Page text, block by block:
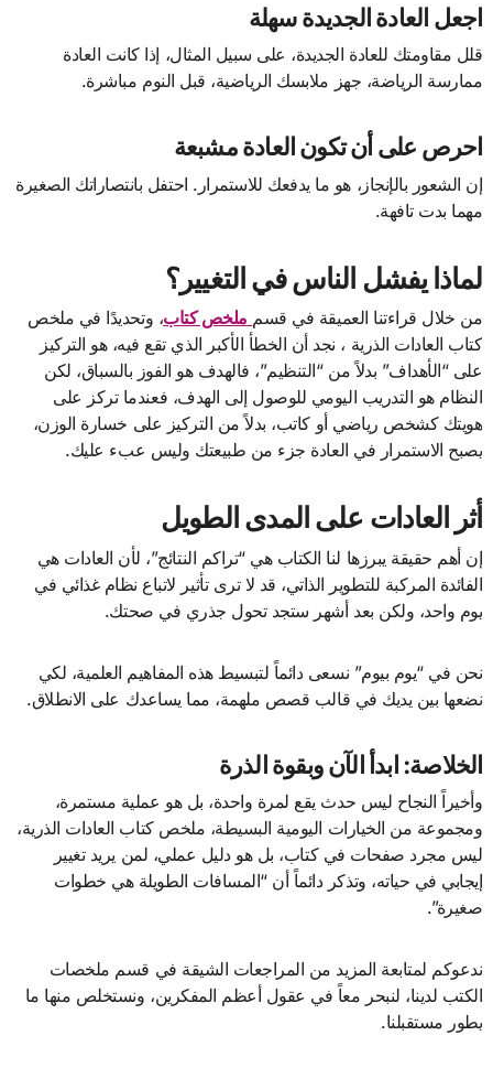
اجعل العادة الجديدة سهلة
قلل مقاومتك للعادة الجديدة، على سبيل المثال، إذا كانت العادة
ممارسة الرياضة، جهز ملابسك الرياضية، قبل النوم مباشرة.
احرص على أن تكون العادة مشبعة
إن الشعور بالإنجاز، هو ما يدفعك للاستمرار. احتفل بانتصاراتك الصغيرة
مهما بدت تافهة.
​لماذا يفشل الناس في التغيير؟
​من خلال قراءتنا العميقة في قسم ملخص كتاب، وتحديدًا في ملخص
كتاب العادات الذرية ، نجد أن الخطأ الأكبر الذي تقع فيه، هو التركيز
على “الأهداف” بدلاً من “التنظيم”، فالهدف هو الفوز بالسباق، لكن
النظام هو التدريب اليومي للوصول إلى الهدف، فعندما تركز على
هويتك كشخص رياضي أو كاتب، بدلاً من التركيز على خسارة الوزن،
يصبح الاستمرار في العادة جزء من طبيعتك وليس عبء عليك.
​أثر العادات على المدى الطويل
​إن أهم حقيقة يبرزها لنا الكتاب هي “تراكم النتائج”، لأن العادات هي
الفائدة المركبة للتطوير الذاتي، قد لا ترى تأثير لاتباع نظام غذائي في
يوم واحد، ولكن بعد أشهر ستجد تحول جذري في صحتك.
نحن في “يوم بيوم” نسعى دائماً لتبسيط هذه المفاهيم العلمية، لكي
نضعها بين يديك في قالب قصص ملهمة، مما يساعدك على الانطلاق.
​الخلاصة: ابدأ الآن وبقوة الذرة
​وأخيراً النجاح ليس حدث يقع لمرة واحدة، بل هو عملية مستمرة،
ومجموعة من الخيارات اليومية البسيطة، ملخص كتاب العادات الذرية،
ليس مجرد صفحات في كتاب، بل هو دليل عملي، لمن يريد تغيير
إيجابي في حياته، وتذكر دائماً أن “المسافات الطويلة هي خطوات
صغيرة”.
​ندعوكم لمتابعة المزيد من المراجعات الشيقة في قسم ملخصات
الكتب لدينا، لنبحر معاً في عقول أعظم المفكرين، ونستخلص منها ما
يطور مستقبلنا.